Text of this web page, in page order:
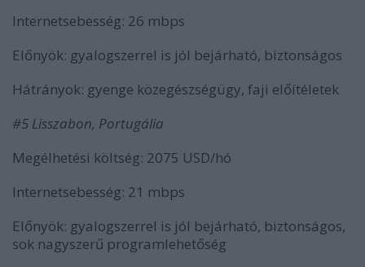
Internetsebesség: 26 mbps
Előnyök: gyalogszerrel is jól bejárható, biztonságos
Hátrányok: gyenge közegészségügy, faji előítéletek
#5 Lisszabon, Portugália
Megélhetési költség: 2075 USD/hó
Internetsebesség: 21 mbps
Előnyök: gyalogszerrel is jól bejárható, biztonságos,
sok nagyszerű programlehetőség